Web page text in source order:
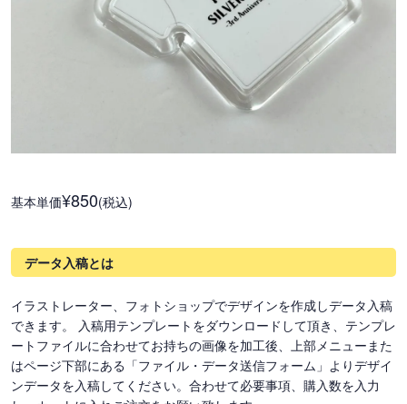
基本単価¥850(税込)
データ入稿とは
イラストレーター、フォトショップでデザインを作成しデータ入稿
できます。 入稿用テンプレートをダウンロードして頂き、テンプレ
ートファイルに合わせてお持ちの画像を加工後、上部メニューまた
はページ下部にある「ファイル・データ送信フォーム」よりデザイ
ンデータを入稿してください。合わせて必要事項、購入数を入力